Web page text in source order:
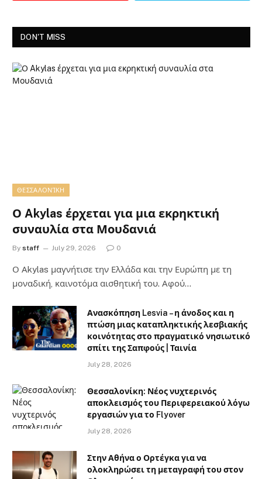
DON'T MISS
ΘΕΣΣΑΛΟΝΊΚΗ
Ο Akylas έρχεται για μια εκρηκτική
συναυλία στα Μουδανιά
By staff July 29, 2026 0
Ο Αkylas μαγνήτισε την Ελλάδα και την Ευρώπη με τη
μοναδική, καινοτόμα αισθητική του. Αφού…
Ανασκόπηση Lesvia – η άνοδος και η
πτώση μιας καταπληκτικής λεσβιακής
κοινότητας στο πραγματικό νησιωτικό
σπίτι της Σαπφούς | Ταινία
July 28, 2026
Θεσσαλονίκη: Νέος νυχτερινός
αποκλεισμός του Περιφερειακού λόγω
εργασιών για το Flyover
July 28, 2026
Στην Αθήνα ο Ορτέγκα για να
ολοκληρώσει τη μεταγραφή του στον